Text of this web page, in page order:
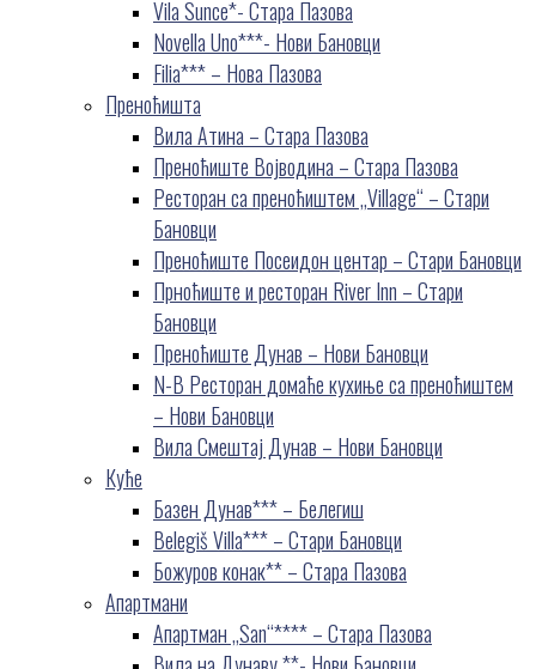
Vila Sunce*- Стара Пазова
Novella Uno***- Нови Бановци
Filia*** – Нова Пазова
Преноћишта
Вила Атина – Стара Пазова
Преноћиште Војводина – Стара Пазова
Ресторан са преноћиштем „Village“ – Стари
Бановци
Преноћиште Посеидон центар – Стари Бановци
Прноћиште и ресторан River Inn – Стари
Бановци
Преноћиште Дунав – Нови Бановци
N-B Ресторан домаће кухиње са преноћиштем
– Нови Бановци
Вила Смештај Дунав – Нови Бановци
Куће
Базен Дунав*** – Белегиш
Belegiš Villa*** – Стари Бановци
Божуров конак** – Стара Пазова
Апартмани
Апартман „San“**** – Стара Пазова